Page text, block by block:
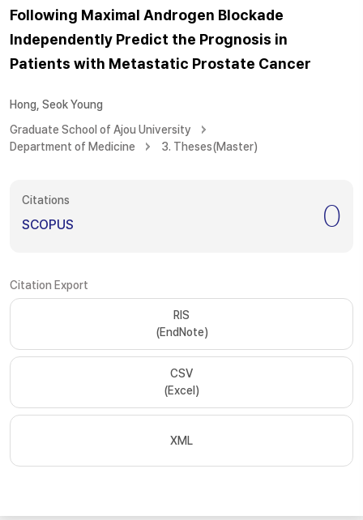
Following Maximal Androgen Blockade
Independently Predict the Prognosis in
Patients with Metastatic Prostate Cancer
Hong, Seok Young
Graduate School of Ajou University
Department of Medicine
3. Theses(Master)
Citations
SCOPUS 0
Citation Export
RIS
(EndNote)
CSV
(Excel)
XML